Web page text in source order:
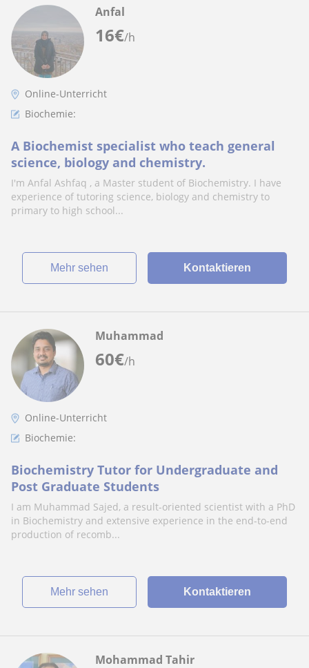
16€/h
Anfal
Online-Unterricht
Biochemie:
A Biochemist specialist who teach general
science, biology and chemistry.
I'm Anfal Ashfaq , a Master student of Biochemistry. I have
experience of tutoring science, biology and chemistry to
primary to high school...
Mehr sehen Kontaktieren
60€/h
Muhammad
Online-Unterricht
Biochemie:
Biochemistry Tutor for Undergraduate and
Post Graduate Students
I am Muhammad Sajed, a result-oriented scientist with a PhD
in Biochemistry and extensive experience in the end-to-end
production of recomb...
Mehr sehen Kontaktieren
Mohammad Tahir